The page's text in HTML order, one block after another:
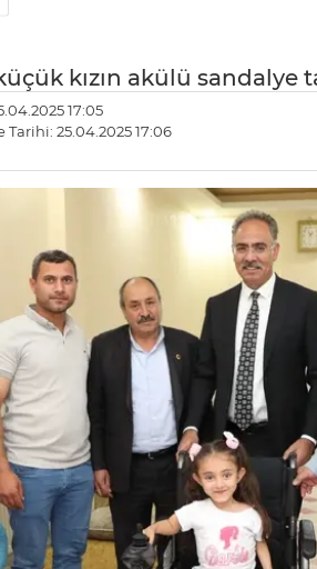
kızın akülü
17:05
25.04.2025 17:06